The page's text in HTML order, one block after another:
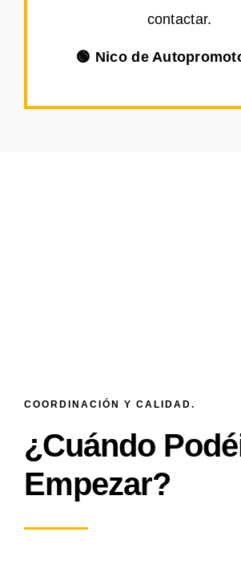
contactar.
🟢 Nico de
COORDINACIÓN Y CALIDAD.
¿Cuándo
Empezar?